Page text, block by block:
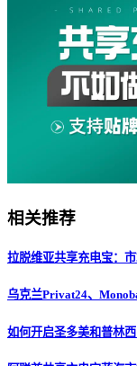
相关推荐
拉脱维亚共享充电宝：
乌克兰Privat24、
如何开启圣多美和普林